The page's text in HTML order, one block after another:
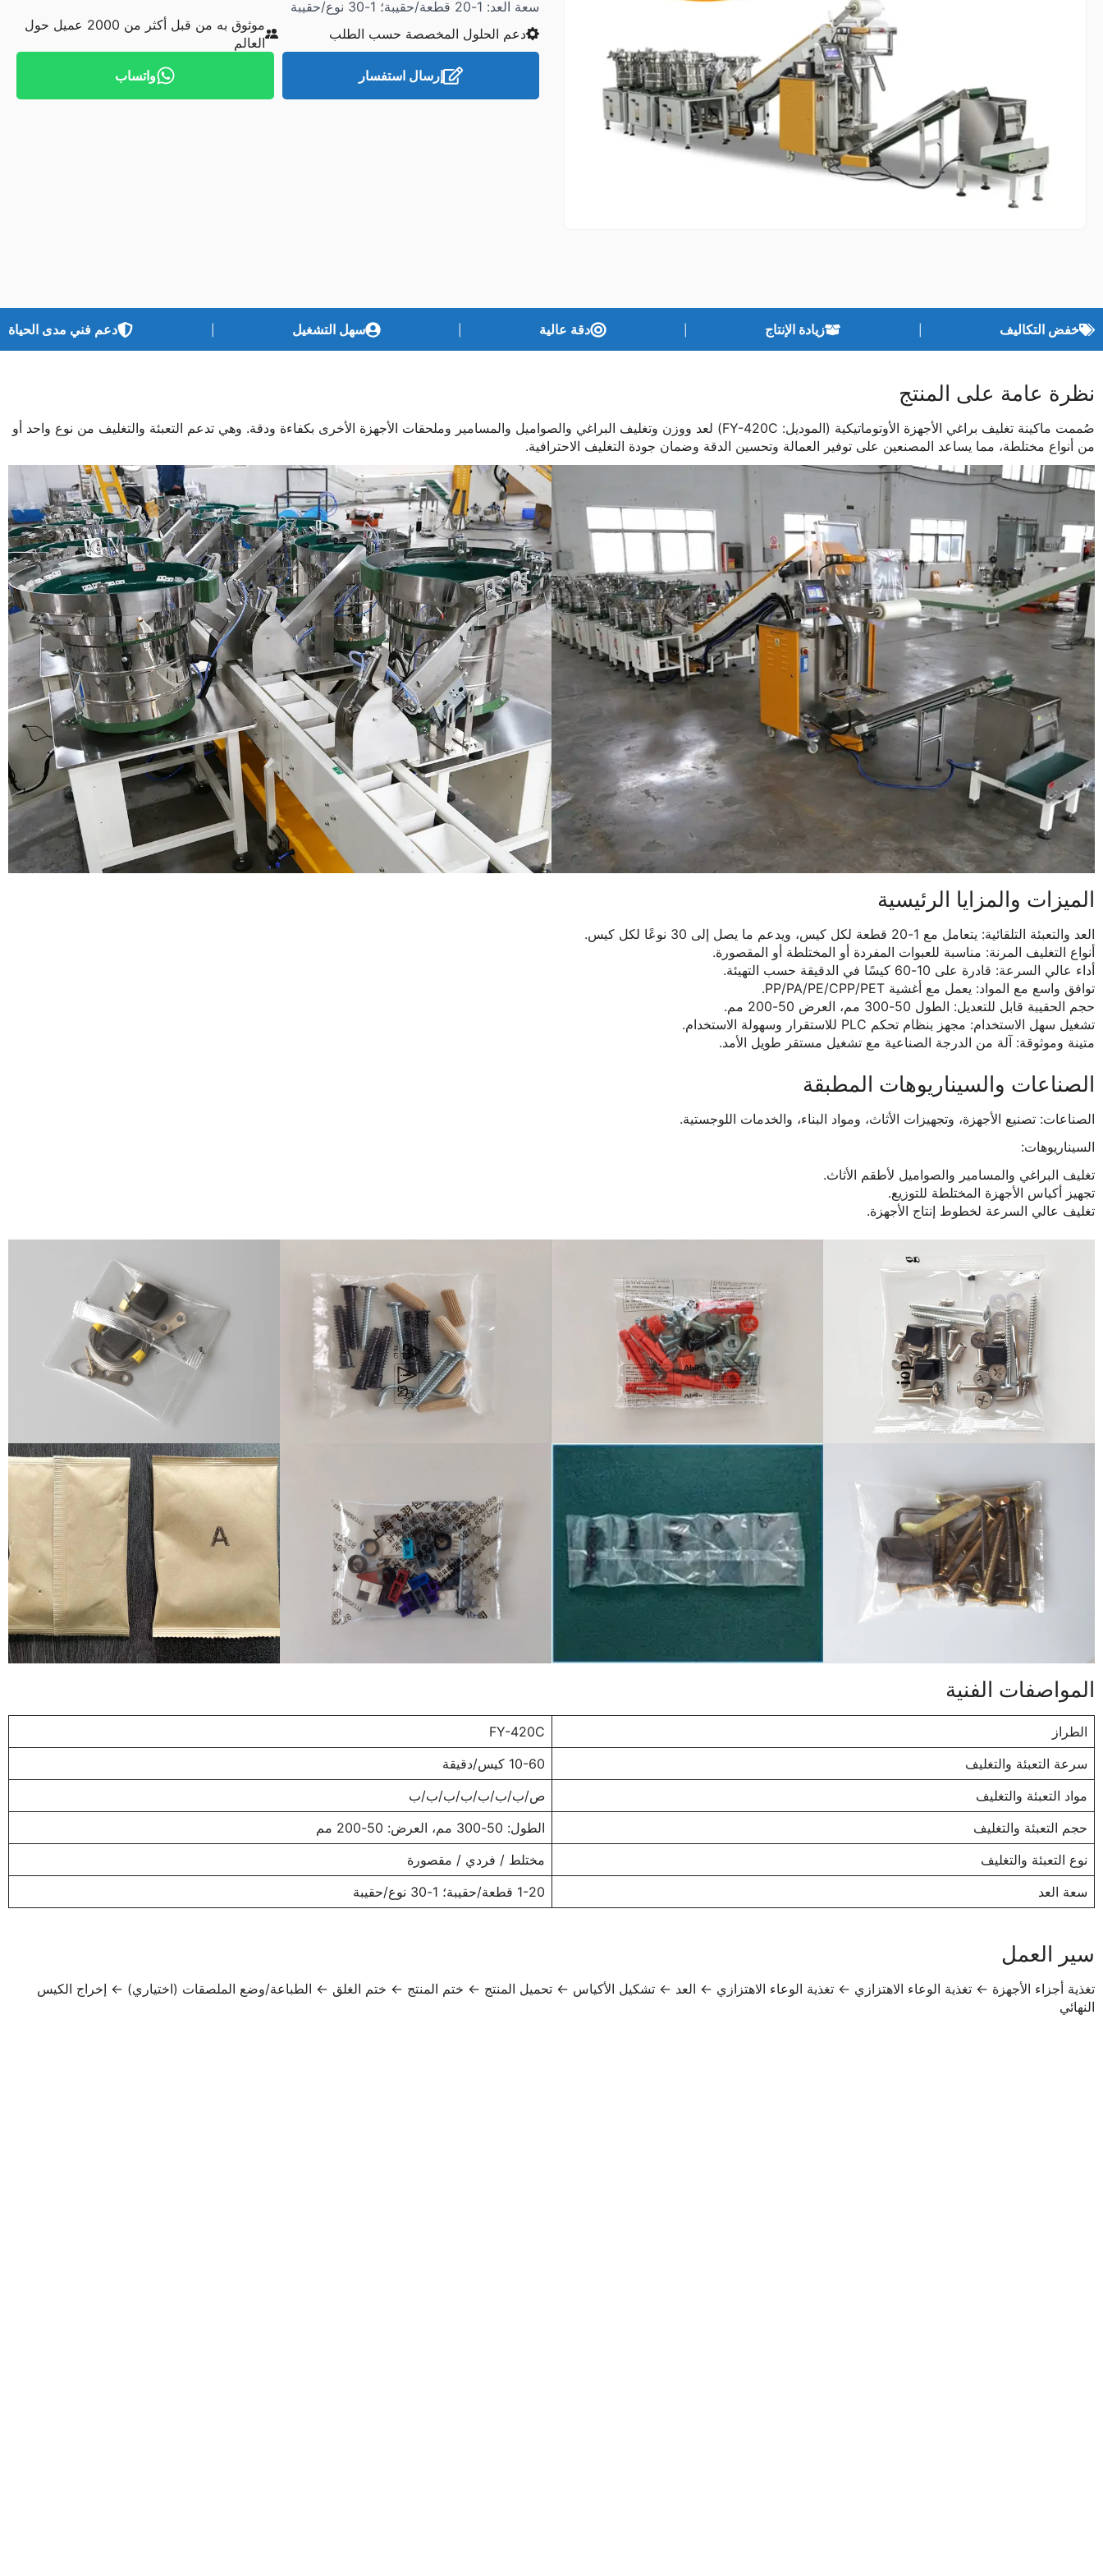
سعة العد: 1-20 قطعة/حقيبة؛ 1-30 نوع/حقيبة
دعم الحلول المخصصة حسب الطلب
موثوق به من قبل أكثر من 2000 عميل حول
العالم
إرسال استفسار
واتساب
خفض التكاليف زيادة الإنتاج دقة عالية سهل التشغيل دعم فني مدى الحياة
نظرة عامة على المنتج
صُممت ماكينة تغليف براغي الأجهزة الأوتوماتيكية (الموديل: FY-420C) لعد ووزن وتغليف البراغي والصواميل والمسامير وملحقات الأجهزة الأخرى بكفاءة ودقة. وهي تدعم التعبئة والتغليف من نوع واحد أو
من أنواع مختلطة، مما يساعد المصنعين على توفير العمالة وتحسين الدقة وضمان جودة التغليف الاحترافية.
الميزات والمزايا الرئيسية
العد والتعبئة التلقائية: يتعامل مع 1-20 قطعة لكل كيس، ويدعم ما يصل إلى 30 نوعًا لكل كيس.
أنواع التغليف المرنة: مناسبة للعبوات المفردة أو المختلطة أو المقصورة.
أداء عالي السرعة: قادرة على 10-60 كيسًا في الدقيقة حسب التهيئة.
توافق واسع مع المواد: يعمل مع أغشية PP/PA/PE/CPP/PET.
حجم الحقيبة قابل للتعديل: الطول 50-300 مم، العرض 50-200 مم.
تشغيل سهل الاستخدام: مجهز بنظام تحكم PLC للاستقرار وسهولة الاستخدام.
متينة وموثوقة: آلة من الدرجة الصناعية مع تشغيل مستقر طويل الأمد.
الصناعات والسيناريوهات المطبقة
الصناعات: تصنيع الأجهزة، وتجهيزات الأثاث، ومواد البناء، والخدمات اللوجستية.
السيناريوهات:
تغليف البراغي والمسامير والصواميل لأطقم الأثاث.
تجهيز أكياس الأجهزة المختلطة للتوزيع.
تغليف عالي السرعة لخطوط إنتاج الأجهزة.
المواصفات الفنية
الطراز
FY-420C
سرعة التعبئة والتغليف
10-60 كيس/دقيقة
مواد التعبئة والتغليف
ص/ب/ب/ب/ب/ب/ب/ب
حجم التعبئة والتغليف
الطول: 50-300 مم، العرض: 50-200 مم
نوع التعبئة والتغليف
مختلط / فردي / مقصورة
سعة العد
1-20 قطعة/حقيبة؛ 1-30 نوع/حقيبة
سير العمل
تغذية أجزاء الأجهزة ← تغذية الوعاء الاهتزازي ← تغذية الوعاء الاهتزازي ← العد ← تشكيل الأكياس ← تحميل المنتج ← ختم المنتج ← ختم الغلق ← الطباعة/وضع الملصقات (اختياري) ← إخراج الكيس
النهائي